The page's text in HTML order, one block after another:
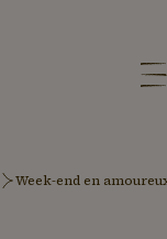
Week-end en